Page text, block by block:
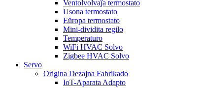
Ventolvolvaĵa termostato
Usona termostato
Eŭropa termostato
Mini-dividita regilo
Temperaturo
WiFi HVAC Solvo
Zigbee HVAC Solvo
Servo
Origina Dezajna Fabrikado
IoT-Aparata Adapto